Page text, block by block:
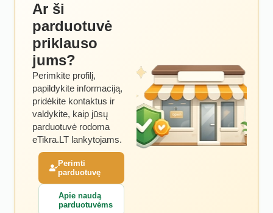
Ar ši
parduotuvė
priklauso
jums?
Perimkite profilį,
papildykite informaciją,
pridėkite kontaktus ir
valdykite, kaip jūsų
parduotuvė rodoma
eTikra.LT lankytojams.
Perimti
parduotuvę
Apie naudą
parduotuvėms